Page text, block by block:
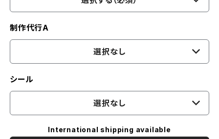
制作代行A
選択なし
シール
選択なし
International shipping available